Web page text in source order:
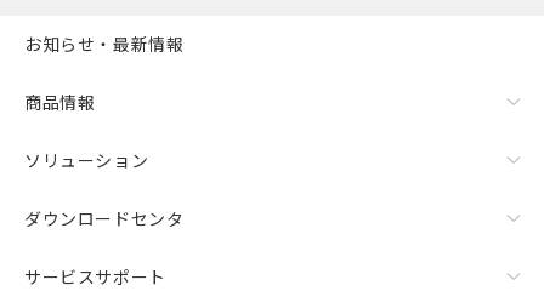
お知らせ・最新情報
商品情報
ソリューション
ダウンロードセンタ
サービスサポート